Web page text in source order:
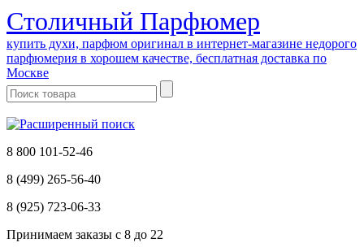
Cтоличный Парфюмер
купить духи, парфюм оригинал в интернет-магазине недорого
парфюмерия в хорошем качестве, бесплатная доставка по
Москве
8 800 101-52-46
8 (499) 265-56-40
8 (925) 723-06-33
Принимаем заказы с 8 до 22